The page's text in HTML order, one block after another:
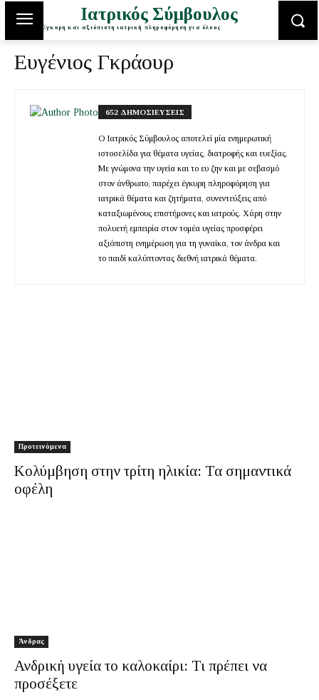
Ιατρικός Σύμβουλος
Έγκυρη και αξιόπιστη ιατρική πληροφόρηση για όλους
Ευγένιος Γκράουρ
652 ΔΗΜΟΣΙΕΥΣΕΙΣ
Ο Ιατρικός Σύμβουλος αποτελεί μία ενημερωτική
ιστοσελίδα για θέματα υγείας, διατροφής και ευεξίας.
Με γνώμονα την υγεία και το ευ ζην και με σεβασμό
στον άνθρωπο, παρέχει έγκυρη πληροφόρηση για
ιατρικά θέματα και ζητήματα, συνεντεύξεις από
καταξιωμένους επιστήμονες και ιατρούς. Χάρη στην
πολυετή εμπειρία στον τομέα υγείας προσφέρει
αξιόπιστη ενημέρωση για τη γυναίκα, τον άνδρα και
το παιδί καλύπτοντας διεθνή ιατρικά θέματα.
Προτεινόμενα
Κολύμβηση στην τρίτη ηλικία: Τα σημαντικά
οφέλη
Άνδρας
Ανδρική υγεία το καλοκαίρι: Τι πρέπει να
προσέξετε